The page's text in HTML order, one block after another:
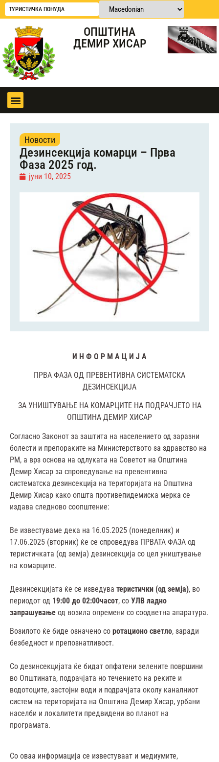
ТУРИСТИЧКА ПОНУДА
ОПШТИНА
ДЕМИР ХИСАР
Новости
Дезинсекција комарци – Прва
Фаза 2025 год.
јуни 10, 2025
И Н Ф О Р М А Ц И Ј А
ПРВА ФАЗА ОД ПРЕВЕНТИВНА СИСТЕМАТСКА
ДЕЗИНСЕКЦИЈА
ЗА УНИШТУВАЊЕ НА КОМАРЦИТЕ НА ПОДРАЧЈЕТО НА
ОПШТИНА ДЕМИР ХИСАР
Согласно Законот за заштита на населението од заразни
болести и препораките на Министерството за здравство на
РМ, а врз основа на одлуката на Советот на Општина
Демир Хисар за спроведување на превентивна
систематска дезинсекција на територијата на Општина
Демир Хисар како општа противепидемиска мерка се
издава следново соопштение:
Ве известуваме дека на 16.05.2025 (понеделник) и
17.06.2025 (вторник) ќе се спроведува ПРВАТА ФАЗА од
теристичката (од земја) дезинсекција со цел уништување
на комарците.
Дезинсекцијата ќе се изведува теристички (од земја), во
периодот од 19:00 до 02:00часот, со УЛВ ладно
запрашување од возила опремени со соодветна апаратура.
Возилото ќе биде означено со ротационо светло, заради
безбедност и препознатливост.
Со дезинсекцијата ќе бидат опфатени зелените површини
во Општината, подрачјата но течението на реките и
водотоците, застојни води и подрачјата околу каналниот
систем на територијата на Општина Демир Хисар, урбани
населби и локалитети предвидени во планот на
програмата.
Со оваа информација се известуваат и медиумите,